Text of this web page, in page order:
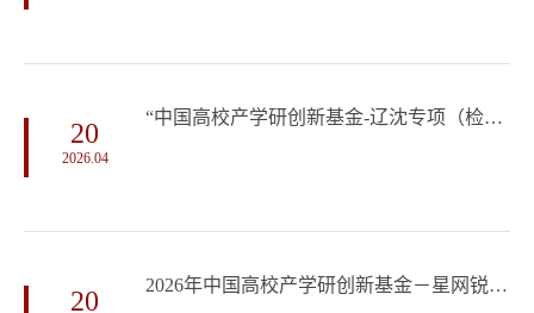
20
2026.04
“中国高校产学研创新基金-辽沈专项（检验检测）”申请指南
20
2026年中国高校产学研创新基金－星网锐捷数字教育创新专项申请指南